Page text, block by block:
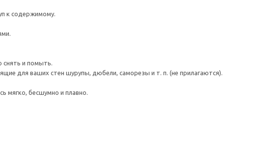
к содержимому.
снять и помыть.
для ваших стен шурупы, дюбели, саморезы и т. п. (не прилагаются).
мягко, бесшумно и плавно.